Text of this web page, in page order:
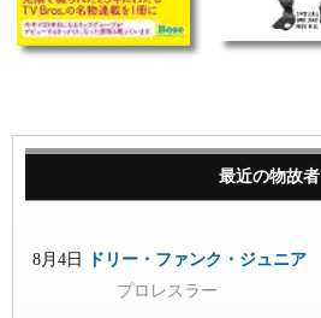
最近の物故者
8月4日
ドリー・ファンク・ジュニア
プロレスラー